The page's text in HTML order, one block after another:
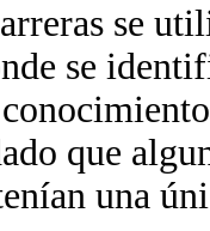
se
se
que
una